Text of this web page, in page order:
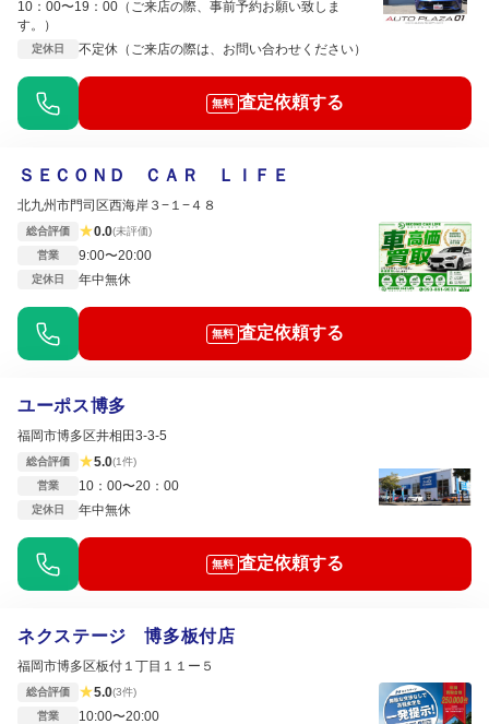
10：00〜19：00（ご来店の際、事前予約お願い致しま
す。）
定休日 不定休（ご来店の際は、お問い合わせください）
無料 査定依頼する
ＳＥＣＯＮＤ ＣＡＲ ＬＩＦＥ
北九州市門司区西海岸３−１−４８
総合評価 ★0.0(未評価)
営業
9:00〜20:00
定休日 年中無休
無料 査定依頼する
ユーポス博多
福岡市博多区井相田3-3-5
総合評価 ★5.0(1件)
営業
10：00〜20：00
定休日 年中無休
無料 査定依頼する
ネクステージ 博多板付店
福岡市博多区板付１丁目１１ー５
総合評価 ★5.0(3件)
営業
10:00〜20:00